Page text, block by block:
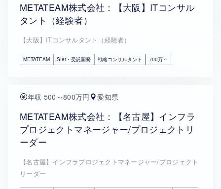
METATEAM株式会社：【大阪】ITコンサル
タント（経験者）
【大阪】ITコンサルタント（経験者）
METATEAM SIer・受託開発 戦略コンサルタント 700万～
年収 500～800万円 愛知県
METATEAM株式会社：【名古屋】インフラ
プロジェクトマネージャー/プロジェクトリ
ーダー
【名古屋】インフラプロジェクトマネージャー/プロジェクト
リーダー